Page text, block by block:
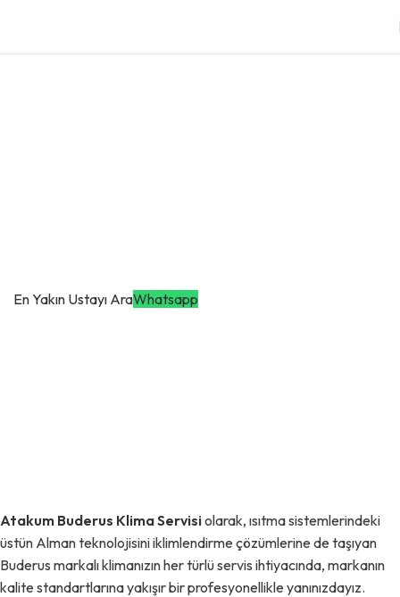
En Yakın Ustayı AraWhatsapp
Atakum Buderus Klima Servisiolarak, ısıtma sistemlerindeki
üstün Alman teknolojisini iklimlendirme çözümlerine de taşıyan
Buderus markalı klimanızın her türlü servis ihtiyacında, markanın
kalite standartlarına yakışır bir profesyonellikle yanınızdayız.